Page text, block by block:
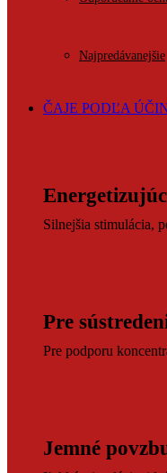
Najpredávanejšie
ČAJE PODĽA
Silnejšia stimulácia,
Pre
Pre podporu
Jemné